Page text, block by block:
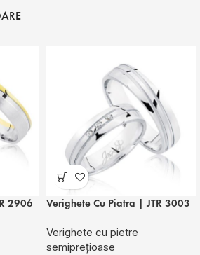
2906 Verighete Cu Piatra | JTR 3003
Verighete cu pietre
semiprețioase